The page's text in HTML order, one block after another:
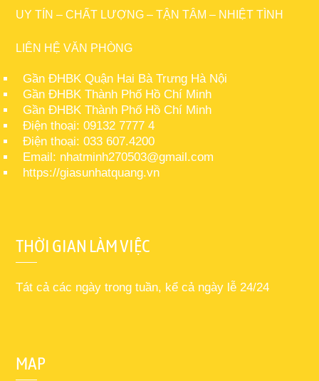
UY TÍN – CHẤT LƯỢNG – TẬN TÂM – NHIỆT TÌNH
LIÊN HỆ VĂN PHÒNG
Gần ĐHBK Quận Hai Bà Trưng Hà Nội
Gần ĐHBK Thành Phố Hồ Chí Minh
Gần ĐHBK Thành Phố Hồ Chí Minh
Điện thoại: 09132 7777 4
Điện thoại: 033 607.4200
Email: nhatminh270503@gmail.com
https://giasunhatquang.vn
THỜI GIAN LÀM VIỆC
Tát cả các ngày trong tuần, kể cả ngày lễ 24/24
MAP